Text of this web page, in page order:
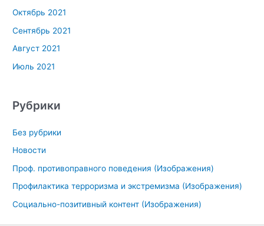
Октябрь 2021
Сентябрь 2021
Август 2021
Июль 2021
Рубрики
Без рубрики
Новости
Проф. противоправного поведения (Изображения)
Профилактика терроризма и экстремизма (Изображения)
Социально-позитивный контент (Изображения)